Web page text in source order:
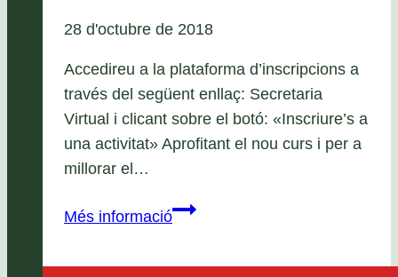
28 d'octubre de 2018
Accedireu a la plataforma d’inscripcions a
través del següent enllaç: Secretaria
Virtual i clicant sobre el botó: «Inscriure’s a
una activitat» Aprofitant el nou curs i per a
millorar el…
Més informacióNou